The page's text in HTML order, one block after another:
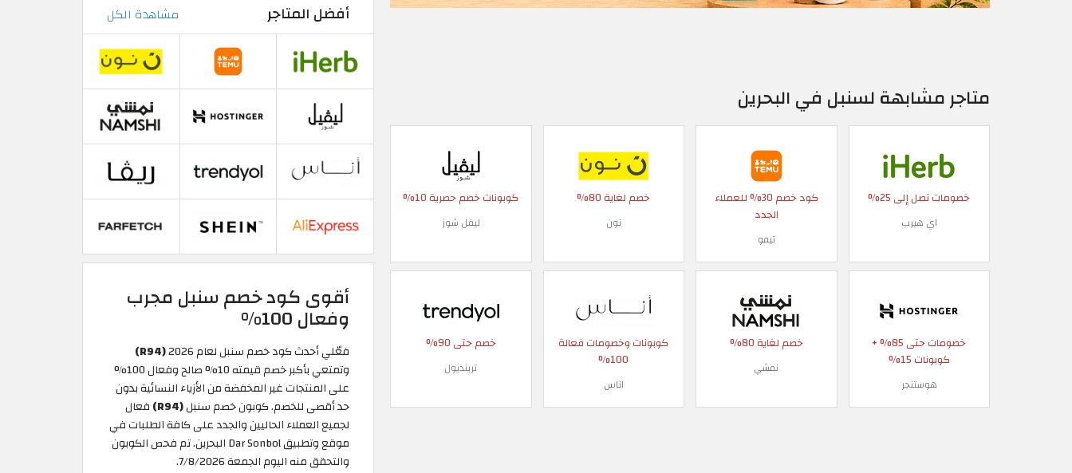
متاجر مشابهة لسنبل في البحرين
خصومات تصل إلى 25%
اي هيرب
كود خصم 30% للعملاء
الجدد
تيمو
خصم لغاية 80%
نون
كوبونات خصم حصرية 10%
ليفل شوز
خصومات حتى 85% +
كوبونات 15%
هوستنجر
خصم لغاية 80%
نمشي
كوبونات وخصومات فعالة
100%
اناس
خصم حتى 90%
ترينديول
أفضل المتاجر مشاهدة الكل
أقوى كود خصم سنبل مجرب
وفعال 100%
فعّلي أحدث كود خصم سنبل لعام 2026
(R94)
وتمتعي بأكبر خصم قيمته 10% صالح وفعال 100%
على المنتجات غير المخفضة من الأزياء النسائية بدون
حد أقصى للخصم. كوبون خصم سنبل(R94)
فعال
لجميع العملاء الحاليين والجدد على كافة الطلبات في
موقع وتطبيق Dar Sonbol البحرين. تم فحص الكوبون
والتحقق منه اليوم الجمعة 7/8/2026.